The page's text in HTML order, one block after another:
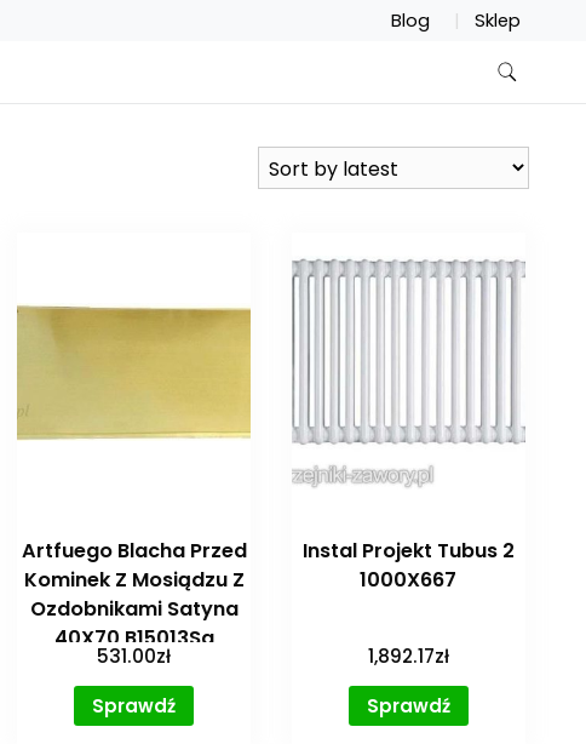
Blog Sklep
Artfuego Blacha Przed
Kominek Z Mosiądzu Z
Ozdobnikami Satyna
40X70 B15013Sa
531.00zł
Sprawdź
Instal Projekt Tubus 2
1000X667
1,892.17zł
Sprawdź